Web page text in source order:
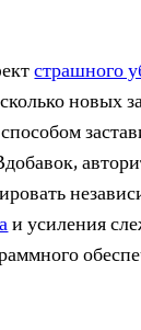
страшного
новых
и усиления